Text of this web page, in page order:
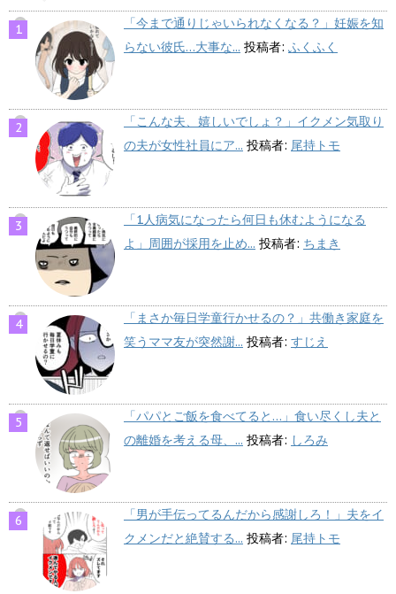
「今まで通りじゃいられなくなる？」妊娠を知
らない彼氏…大事な... 投稿者: ふくふく
「こんな夫、嬉しいでしょ？」イクメン気取り
の夫が女性社員にア... 投稿者: 尾持トモ
「1人病気になったら何日も休むようになる
よ」周囲が採用を止め... 投稿者: ちまき
「まさか毎日学童行かせるの？」共働き家庭を
笑うママ友が突然謝... 投稿者: すじえ
「パパとご飯を食べてると…」食い尽くし夫と
の離婚を考える母、... 投稿者: しろみ
「男が手伝ってるんだから感謝しろ！」夫をイ
クメンだと絶賛する... 投稿者: 尾持トモ